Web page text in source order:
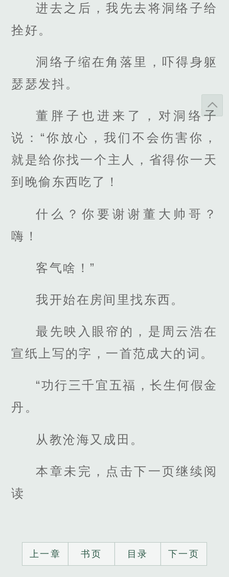
进去之后，我先去将洞络子给
拴好。
洞络子缩在角落里，吓得身躯
瑟瑟发抖。
董胖子也进来了，对洞络子
说：“你放心，我们不会伤害你，
就是给你找一个主人，省得你一天
到晚偷东西吃了！
什么？你要谢谢董大帅哥？
嗨！
客气啥！”
我开始在房间里找东西。
最先映入眼帘的，是周云浩在
宣纸上写的字，一首范成大的词。
“功行三千宜五福，长生何假金
丹。
从教沧海又成田。
本章未完，点击下一页继续阅
读
上一章 书页 目录 下一页